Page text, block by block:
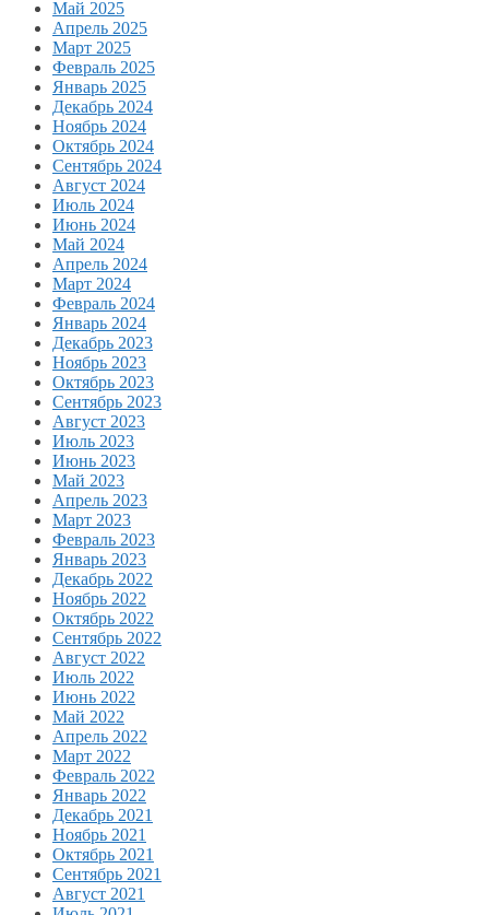
Май 2025
Апрель 2025
Март 2025
Февраль 2025
Январь 2025
Декабрь 2024
Ноябрь 2024
Октябрь 2024
Сентябрь 2024
Август 2024
Июль 2024
Июнь 2024
Май 2024
Апрель 2024
Март 2024
Февраль 2024
Январь 2024
Декабрь 2023
Ноябрь 2023
Октябрь 2023
Сентябрь 2023
Август 2023
Июль 2023
Июнь 2023
Май 2023
Апрель 2023
Март 2023
Февраль 2023
Январь 2023
Декабрь 2022
Ноябрь 2022
Октябрь 2022
Сентябрь 2022
Август 2022
Июль 2022
Июнь 2022
Май 2022
Апрель 2022
Март 2022
Февраль 2022
Январь 2022
Декабрь 2021
Ноябрь 2021
Октябрь 2021
Сентябрь 2021
Август 2021